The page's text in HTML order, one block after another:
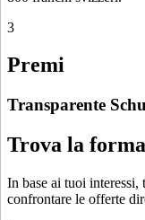
3
Premi
Transparente
Trova la
In base ai tuoi
confrontare le offerte